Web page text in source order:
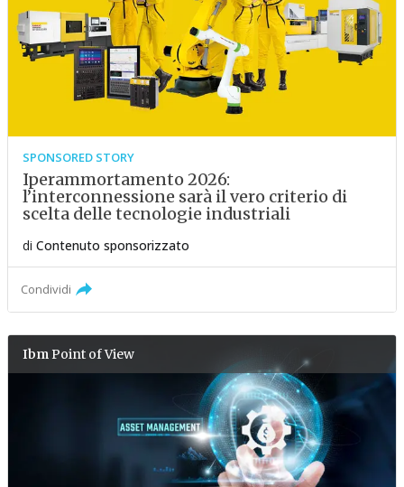
SPONSORED STORY
Iperammortamento 2026:
l’interconnessione sarà il vero criterio di
scelta delle tecnologie industriali
di Contenuto sponsorizzato
Condividi
Ibm Point of View